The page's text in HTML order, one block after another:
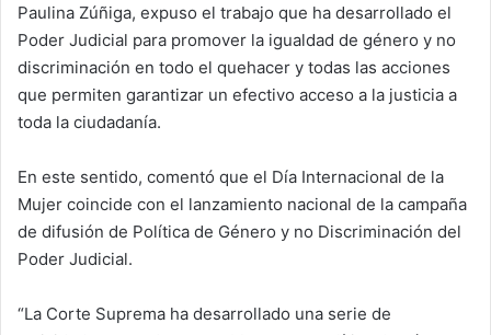
Paulina Zúñiga, expuso el trabajo que ha desarrollado el
Poder Judicial para promover la igualdad de género y no
discriminación en todo el quehacer y todas las acciones
que permiten garantizar un efectivo acceso a la justicia a
toda la ciudadanía.
En este sentido, comentó que el Día Internacional de la
Mujer coincide con el lanzamiento nacional de la campaña
de difusión de Política de Género y no Discriminación del
Poder Judicial.
“La Corte Suprema ha desarrollado una serie de